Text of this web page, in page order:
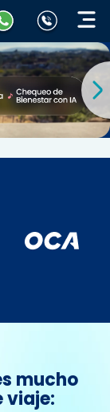
mucho
viaje: